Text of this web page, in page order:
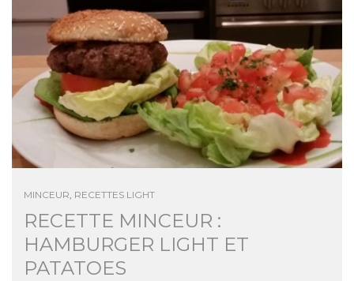
MINCEUR, RECETTES LIGHT
RECETTE MINCEUR :
HAMBURGER LIGHT ET
PATATOES